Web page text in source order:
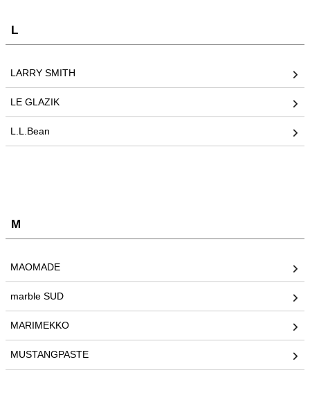
L
LARRY SMITH
LE GLAZIK
L.L.Bean
M
MAOMADE
marble SUD
MARIMEKKO
MUSTANGPASTE